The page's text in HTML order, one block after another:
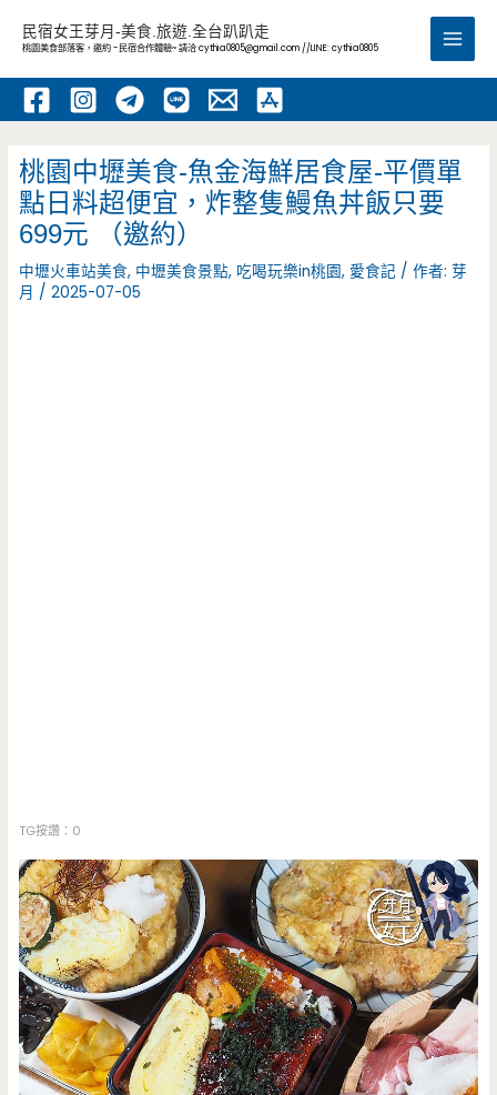
內
民宿女王芽月-美食.旅遊.全台趴趴走
桃園美食部落客，邀約 -民宿合作體驗~ 請洽cythia0805@gmail.com //LINE: cythia0805
Main
桃園中壢美食-魚金海鮮居食屋-平價單
點日料超便宜，炸整隻鰻魚丼飯只要
699元 （邀約）
中壢火車站美食, 中壢美食景點, 吃喝玩樂in桃園, 愛食記 / 作者:芽
月 /2025-07-05
TG按讚：0